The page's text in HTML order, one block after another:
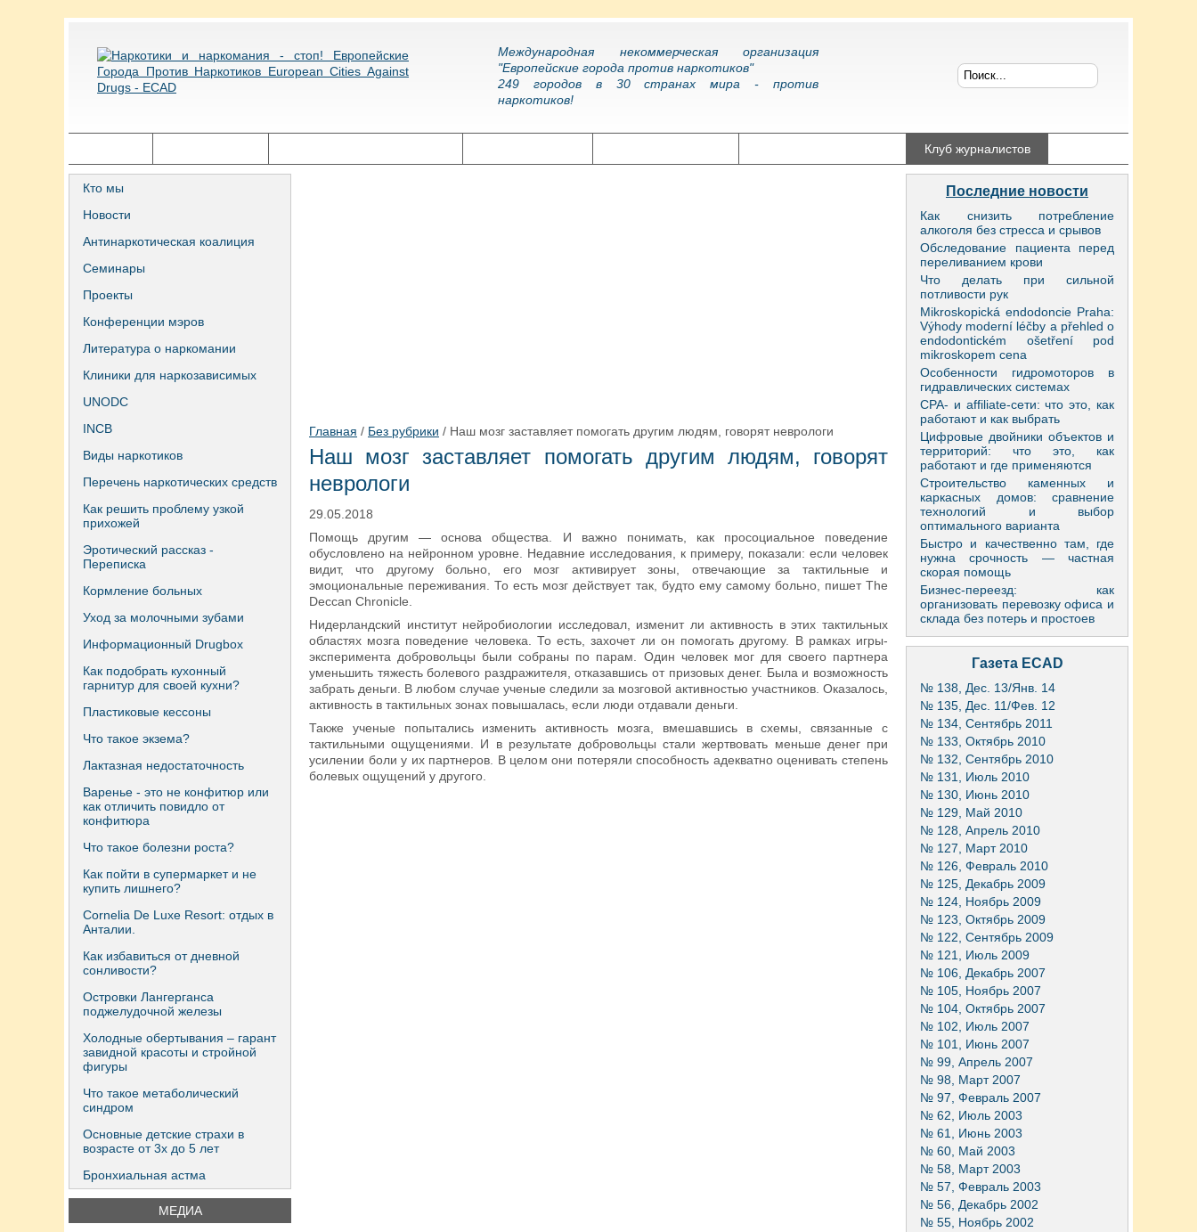
Международная некоммерческая организация
"Европейские города против наркотиков"
249 городов в 30 странах мира - против
наркотиков!
Клуб журналистов
Кто мы
Новости
Антинаркотическая коалиция
Семинары
Проекты
Конференции мэров
Литература о наркомании
Клиники для наркозависимых
UNODC
INCB
Виды наркотиков
Перечень наркотических средств
Как решить проблему узкой
прихожей
Эротический рассказ -
Переписка
Кормление больных
Уход за молочными зубами
Информационный Drugbox
Как подобрать кухонный
гарнитур для своей кухни?
Пластиковые кессоны
Что такое экзема?
Лактазная недостаточность
Варенье - это не конфитюр или
как отличить повидло от
конфитюра
Что такое болезни роста?
Как пойти в супермаркет и не
купить лишнего?
Сornelia De Luxe Resort: отдых в
Анталии.
Как избавиться от дневной
сонливости?
Островки Лангерганса
поджелудочной железы
Холодные обертывания – гарант
завидной красоты и стройной
фигуры
Что такое метаболический
синдром
Основные детские страхи в
возрасте от 3х до 5 лет
Бронхиальная астма
МЕДИА
Главная / Без рубрики / Наш мозг заставляет помогать другим людям, говорят неврологи
Наш мозг заставляет помогать другим людям, говорят
неврологи
29.05.2018
Помощь другим — основа общества. И важно понимать, как просоциальное поведение
обусловлено на нейронном уровне. Недавние исследования, к примеру, показали: если человек
видит, что другому больно, его мозг активирует зоны, отвечающие за тактильные и
эмоциональные переживания. То есть мозг действует так, будто ему самому больно, пишет The
Deccan Chronicle.
Нидерландский институт нейробиологии исследовал, изменит ли активность в этих тактильных
областях мозга поведение человека. То есть, захочет ли он помогать другому. В рамках игры-
эксперимента добровольцы были собраны по парам. Один человек мог для своего партнера
уменьшить тяжесть болевого раздражителя, отказавшись от призовых денег. Была и возможность
забрать деньги. В любом случае ученые следили за мозговой активностью участников. Оказалось,
активность в тактильных зонах повышалась, если люди отдавали деньги.
Также ученые попытались изменить активность мозга, вмешавшись в схемы, связанные с
тактильными ощущениями. И в результате добровольцы стали жертвовать меньше денег при
усилении боли у их партнеров. В целом они потеряли способность адекватно оценивать степень
болевых ощущений у другого.
Последние новости
Как снизить потребление
алкоголя без стресса и срывов
Обследование пациента перед
переливанием крови
Что делать при сильной
потливости рук
Mikroskopická endodoncie Praha:
Výhody moderní léčby a přehled o
endodontickém ošetření pod
mikroskopem cena
Особенности гидромоторов в
гидравлических системах
CPA- и affiliate-сети: что это, как
работают и как выбрать
Цифровые двойники объектов и
территорий: что это, как
работают и где применяются
Строительство каменных и
каркасных домов: сравнение
технологий и выбор
оптимального варианта
Быстро и качественно там, где
нужна срочность — частная
скорая помощь
Бизнес-переезд: как
организовать перевозку офиса и
склада без потерь и простоев
Газета ECAD
№ 138, Дес. 13/Янв. 14
№ 135, Дес. 11/Фев. 12
№ 134, Сентябрь 2011
№ 133, Октябрь 2010
№ 132, Сентябрь 2010
№ 131, Июль 2010
№ 130, Июнь 2010
№ 129, Май 2010
№ 128, Апрель 2010
№ 127, Март 2010
№ 126, Февраль 2010
№ 125, Декабрь 2009
№ 124, Ноябрь 2009
№ 123, Октябрь 2009
№ 122, Сентябрь 2009
№ 121, Июль 2009
№ 106, Декабрь 2007
№ 105, Ноябрь 2007
№ 104, Октябрь 2007
№ 102, Июль 2007
№ 101, Июнь 2007
№ 99, Апрель 2007
№ 98, Март 2007
№ 97, Февраль 2007
№ 62, Июль 2003
№ 61, Июнь 2003
№ 60, Май 2003
№ 58, Март 2003
№ 57, Февраль 2003
№ 56, Декабрь 2002
№ 55, Ноябрь 2002